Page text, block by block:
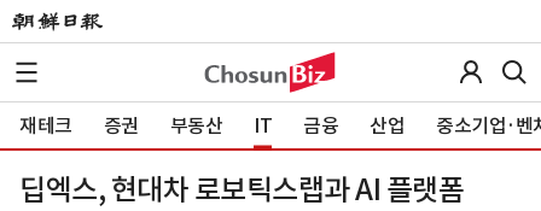
재테크 증권 부동산 IT 금융 산업 중소기업·벤
딥엑스, 현대차 로보틱스랩과 AI 플랫폼